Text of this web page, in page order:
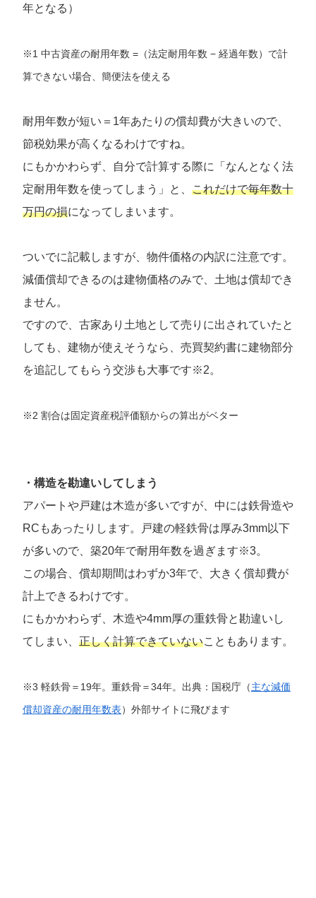
年となる）
※1 中古資産の耐用年数 =（法定耐用年数 − 経過年数）で計
算できない場合、簡便法を使える
耐用年数が短い＝1年あたりの償却費が大きいので、
節税効果が高くなるわけですね。
にもかかわらず、自分で計算する際に「なんとなく法
定耐用年数を使ってしまう」と、 これだけで毎年数十
万円の損になってしまいます。
ついでに記載しますが、物件価格の内訳に注意です。
減価償却できるのは建物価格のみで、土地は償却でき
ません。
ですので、古家あり土地として売りに出されていたと
しても、建物が使えそうなら、売買契約書に建物部分
を追記してもらう交渉も大事です※2。
※2 割合は固定資産税評価額からの算出がベター
・構造を勘違いしてしまう
アパートや戸建は木造が多いですが、中には鉄骨造や
RCもあったりします。戸建の軽鉄骨は厚み3mm以下
が多いので、築20年で耐用年数を過ぎます※3。
この場合、償却期間はわずか3年で、大きく償却費が
計上できるわけです。
にもかかわらず、木造や4mm厚の重鉄骨と勘違いし
てしまい、 正しく計算できていないこともあります。
※3 軽鉄骨＝19年。重鉄骨＝34年。 出典：国税庁 （主な減価
償却資産の耐用年数表）外部サイトに飛びます